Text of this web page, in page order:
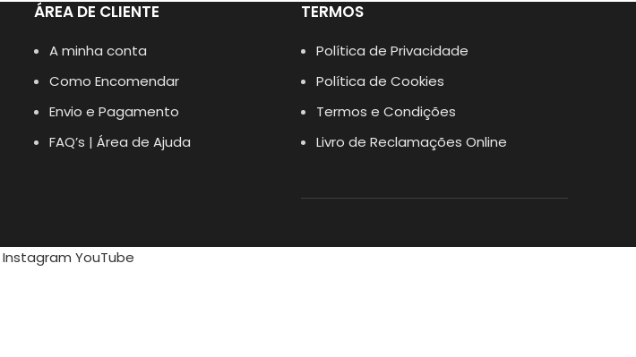
ÁREA DE CLIENTE
A minha conta
Como Encomendar
Envio e Pagamento
FAQ’s | Área de Ajuda
TERMOS
Política de Privacidade
Política de Cookies
Termos e Condições
Livro de Reclamações Online
Instagram YouTube